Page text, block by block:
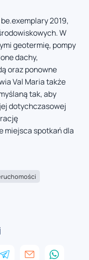
2019,
W
geotermię, pompy
dachy,
oraz ponowne
Val Maria także
tak, aby
dotychczasowej
miejsca spotkań dla